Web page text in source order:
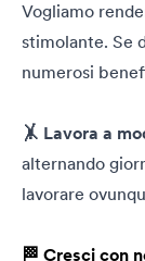
Vogliamo
stimolante. Se
numerosi
🤸 Lavora a
alternando
lavorare
🏁 Cresci con